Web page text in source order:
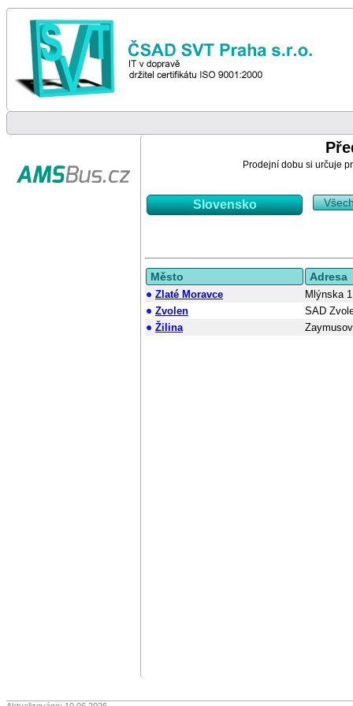
Prodejní dobu si určuje
Slovensko
Město Adresa
Zlaté Moravce
Mlýnska 1
Zvolen
SAD
Žilina